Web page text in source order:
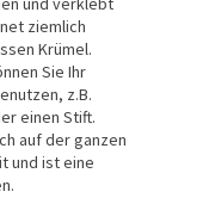
ziemlich
Krümel.
Sie Ihr
z.B.
einen Stift.
auf der ganzen
und ist eine